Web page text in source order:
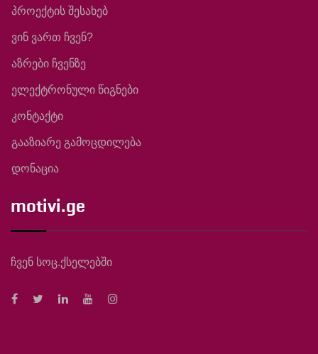
პროექტის შესახებ
ვინ ვართ ჩვენ?
აზრები ჩვენზე
ელექტრონული წიგნები
კონტაქტი
გააზიარე გამოცდილება
დონაცია
motivi.ge
ჩვენ სოც.ქსელებში